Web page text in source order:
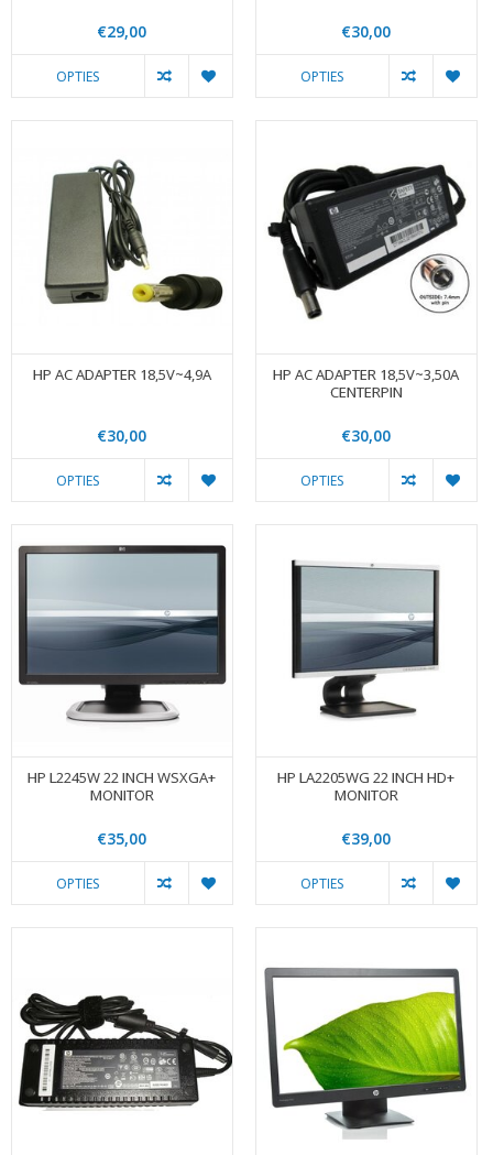
€29,00
OPTIES
€30,00
OPTIES
HP AC ADAPTER 18,5V~4,9A
€30,00
OPTIES
HP AC ADAPTER 18,5V~3,50A
CENTERPIN
€30,00
OPTIES
HP L2245W 22 INCH WSXGA+
MONITOR
€35,00
OPTIES
HP LA2205WG 22 INCH HD+
MONITOR
€39,00
OPTIES